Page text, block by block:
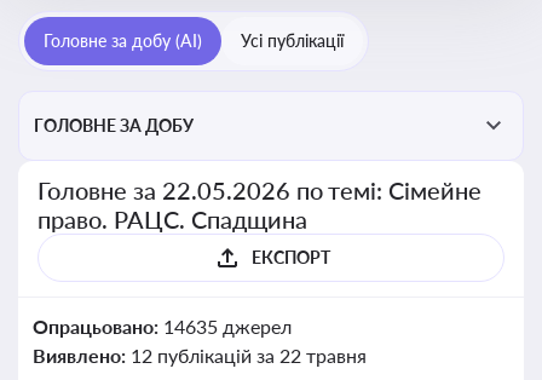
прийомну сім’ю, визнання недієздатності,
позбавлення батьківських прав, виховання дитини,
Головне за добу (AI) Усі публікації
ГОЛОВНЕ ЗА ДОБУ
Головне за 22.05.2026 по темі: Сімейне
право. РАЦС. Спадщина
ЕКСПОРТ
Опрацьовано: 14635 джерел
Виявлено: 12 публікацій за 22 травня